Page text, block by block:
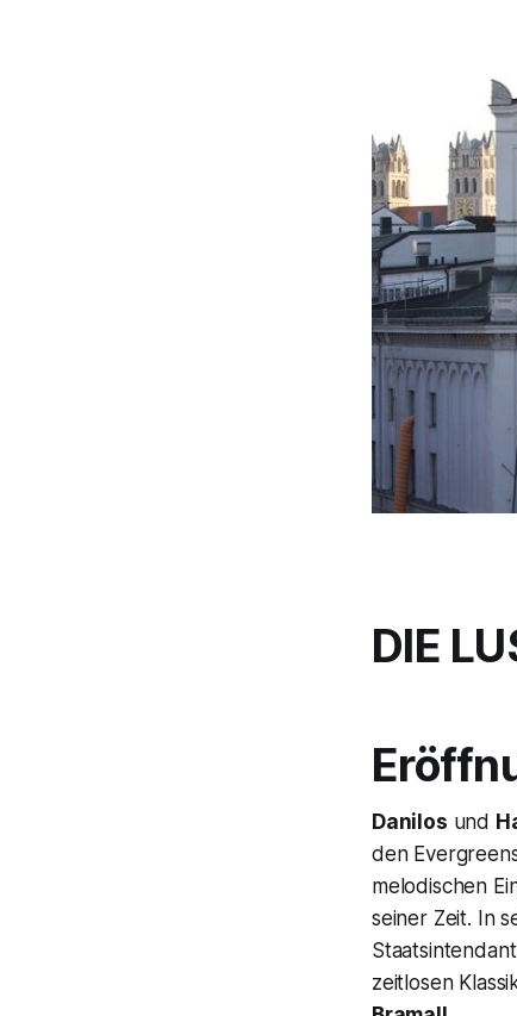
DIE
Danilos und
den
melodischen
seiner Zeit. In
Staatsintendant
zeitlosen